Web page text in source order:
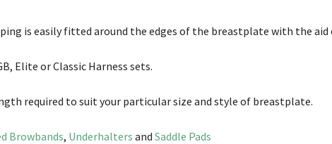
is easily fitted around the edges of the breastplate with the aid
Elite or Classic Harness sets.
required to suit your particular size and style of breastplate.
Browbands, Underhalters and Saddle Pads